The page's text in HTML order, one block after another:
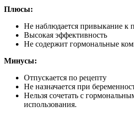
Плюсы:
Не наблюдается привыкание к
Высокая эффективность
Не содержит гормональные
Минусы:
Отпускается по рецепту
Не назначается при
Нельзя сочетать с
использования.